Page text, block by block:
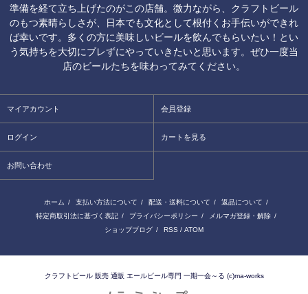
準備を経て立ち上げたのがこの店舗。微力ながら、クラフトビール
のもつ素晴らしさが、日本でも文化として根付くお手伝いができれ
ば幸いです。多くの方に美味しいビールを飲んでもらいたい！とい
う気持ちを大切にブレずにやっていきたいと思います。ぜひ一度当
店のビールたちを味わってみてください。
マイアカウント 会員登録
ログイン カートを見る
お問い合わせ
ホーム / 支払い方法について / 配送・送料について / 返品について /
特定商取引法に基づく表記 / プライバシーポリシー / メルマガ登録・解除 /
ショップブログ / RSS / ATOM
クラフトビール 販売 通販 エールビール専門 一期一会～る (c)ma-works